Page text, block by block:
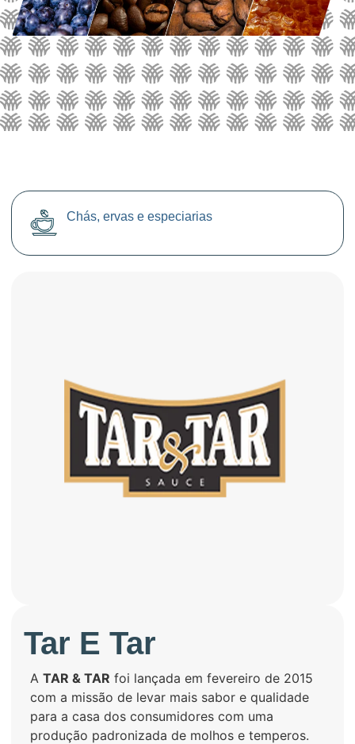
Chás, ervas e especiarias
Tar E Tar
A TAR & TAR foi lançada em fevereiro de 2015
com a missão de levar mais sabor e qualidade
para a casa dos consumidores com uma
produção padronizada de molhos e temperos.